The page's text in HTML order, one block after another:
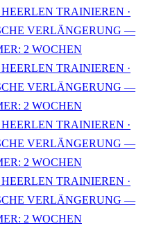
TRAINIEREN ·
VERLÄNGERUNG —
2 WOCHEN
TRAINIEREN ·
VERLÄNGERUNG —
2 WOCHEN
TRAINIEREN ·
VERLÄNGERUNG —
2 WOCHEN
TRAINIEREN ·
VERLÄNGERUNG —
2 WOCHEN